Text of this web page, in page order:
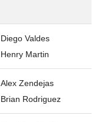
Diego Valdes
Henry Martin
Alex Zendejas
Brian Rodriguez